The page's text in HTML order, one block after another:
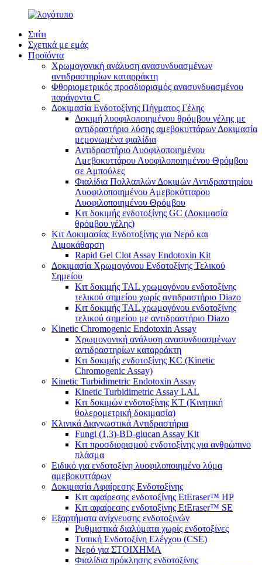
Σπίτι
Σχετικά με εμάς
Προϊόντα
Χρωμογονική ανάλυση ανασυνδυασμένων
αντιδραστηρίων καταρράκτη
Φθοριομετρικός προσδιορισμός ανασυνδυασμένου
παράγοντα C
Δοκιμασία Ενδοτοξίνης Πήγματος Γέλης
Δοκιμή λυοφιλοποιημένου θρόμβου γέλης με
αντιδραστήριο λύσης αμεβοκυττάρων Δοκιμασία
μεμονωμένα φιαλίδια
Αντιδραστήριο Λυοφιλοποιημένου
Αμεβοκυττάρου Λυοφιλοποιημένου Θρόμβου
σε Αμπούλες
Φιαλίδια Πολλαπλών Δοκιμών Αντιδραστηρίου
Λυοφιλοποιημένου Αμεβοκύτταρου
Λυοφιλοποιημένου Θρόμβου
Κιτ δοκιμής ενδοτοξίνης GC (Δοκιμασία
θρόμβου γέλης)
Κιτ Δοκιμασίας Ενδοτοξίνης για Νερό και
Αιμοκάθαρση
Rapid Gel Clot Assay Endotoxin Kit
Δοκιμασία Χρωμογόνου Ενδοτοξίνης Τελικού
Σημείου
Κιτ δοκιμής TAL χρωμογόνου ενδοτοξίνης
τελικού σημείου χωρίς αντιδραστήριο Diazo
Κιτ δοκιμής TAL χρωμογόνου ενδοτοξίνης
τελικού σημείου με αντιδραστήριο Diazo
Kinetic Chromogenic Endotoxin Assay
Χρωμογονική ανάλυση ανασυνδυασμένων
αντιδραστηρίων καταρράκτη
Κιτ δοκιμής ενδοτοξίνης KC ​​(Kinetic
Chromogenic Assay)
Kinetic Turbidimetric Endotoxin Assay
Kinetic Turbidimetric Assay LAL
Κιτ δοκιμών ενδοτοξίνης KT (Κινητική
θολερομετρική δοκιμασία)
Κλινικά Διαγνωστικά Αντιδραστήρια
Fungi (1,3)-BD-glucan Assay Kit
Κιτ προσδιορισμού ενδοτοξίνης για ανθρώπινο
πλάσμα
Ειδικό για ενδοτοξίνη λυοφιλοποιημένο λύμα
αμεβοκυττάρων
Δοκιμασία Αφαίρεσης Ενδοτοξίνης
Κιτ αφαίρεσης ενδοτοξίνης EtEraser™ HP
Κιτ αφαίρεσης ενδοτοξίνης EtEraser™ SE
Εξαρτήματα ανίχνευσης ενδοτοξινών
Ρυθμιστικά διαλύματα χωρίς ενδοτοξίνες
Τυπική Ενδοτοξίνη Ελέγχου (CSE)
Νερό για ΣΤΟΙΧΗΜΑ
Φιαλίδια πρόκλησης ενδοτοξίνης